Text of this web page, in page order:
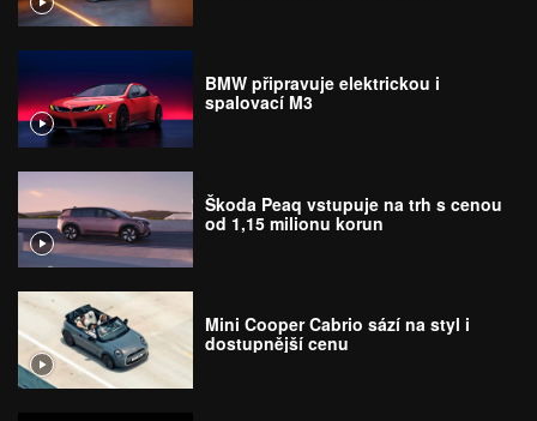
BMW připravuje elektrickou i
spalovací M3
Škoda Peaq vstupuje na trh s cenou
od 1,15 milionu korun
Mini Cooper Cabrio sází na styl i
dostupnější cenu